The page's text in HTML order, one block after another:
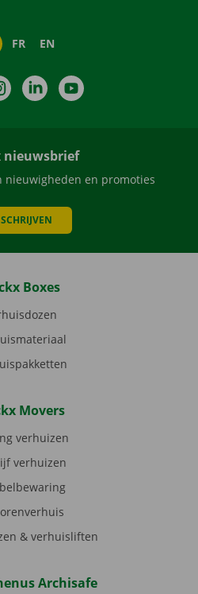
FR EN
InstagramLinkedIn
nieuwsbrief
nieuwigheden en promoties
Boxes
Movers
verhuizen
verhuizen
& verhuisliften
Archisafe